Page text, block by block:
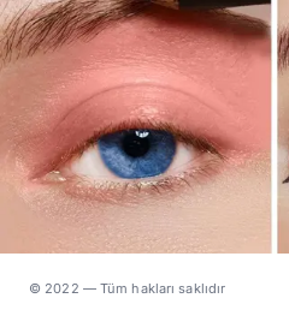
© 2022 — Tüm hakları saklıdır